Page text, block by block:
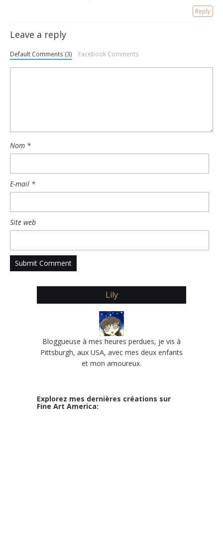
Reply
Leave a reply
Default Comments (3) Facebook Comments
Nom *
E-mail *
Site web
Lily
Bloggueuse à mes heures perdues, je vis à
Pittsburgh, aux USA, avec mes deux enfants
et mon amoureux.
Explorez mes dernières créations sur
Fine Art America: